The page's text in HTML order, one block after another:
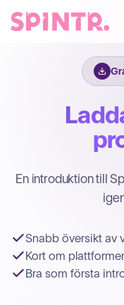
En introduktion till
Snabb översikt av
Kort om
Bra som första